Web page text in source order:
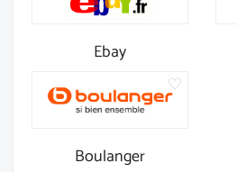
Ebay
Boulanger